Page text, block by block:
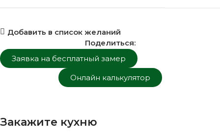
Добавить в список желаний
Поделиться:
Заявка на бесплатный замер
Онлайн калькулятор
Закажите кухню